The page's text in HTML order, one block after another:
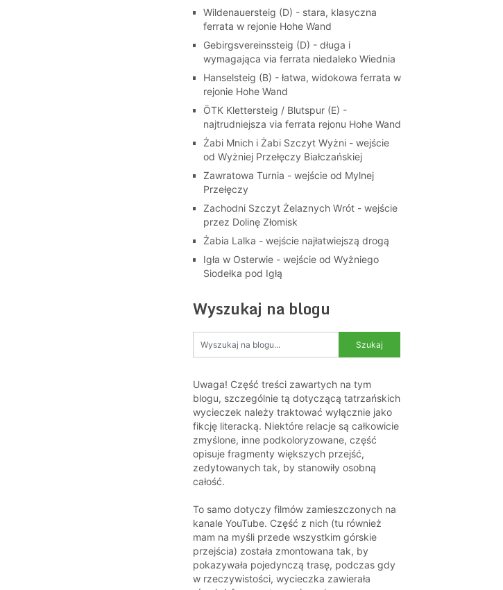
Wildenauersteig (D) - stara, klasyczna
ferrata w rejonie Hohe Wand
Gebirgsvereinssteig (D) - długa i
wymagająca via ferrata niedaleko Wiednia
Hanselsteig (B) - łatwa, widokowa ferrata w
rejonie Hohe Wand
ÖTK Klettersteig / Blutspur (E) -
najtrudniejsza via ferrata rejonu Hohe Wand
Żabi Mnich i Żabi Szczyt Wyżni - wejście
od Wyżniej Przełęczy Białczańskiej
Zawratowa Turnia - wejście od Mylnej
Przełęczy
Zachodni Szczyt Żelaznych Wrót - wejście
przez Dolinę Złomisk
Żabia Lalka - wejście najłatwiejszą drogą
Igła w Osterwie - wejście od Wyżniego
Siodełka pod Igłą
Wyszukaj na blogu
Uwaga! Część treści zawartych na tym
blogu, szczególnie tą dotyczącą tatrzańskich
wycieczek należy traktować wyłącznie jako
fikcję literacką. Niektóre relacje są całkowicie
zmyślone, inne podkoloryzowane, część
opisuje fragmenty większych przejść,
zedytowanych tak, by stanowiły osobną
całość.
To samo dotyczy filmów zamieszczonych na
kanale YouTube. Część z nich (tu również
mam na myśli przede wszystkim górskie
przejścia) została zmontowana tak, by
pokazywała pojedynczą trasę, podczas gdy
w rzeczywistości, wycieczka zawierała